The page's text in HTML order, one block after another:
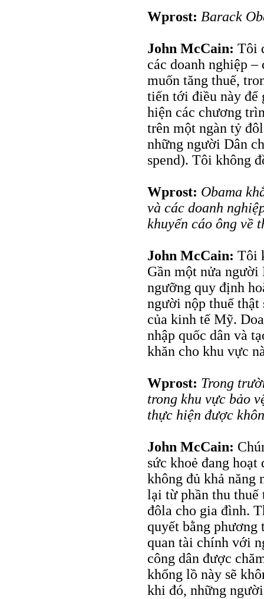
Wprost: Barack
John McCain: Tôi
các doanh nghiệp
muốn tăng thuế,
tiến tới điều này để
hiện các chương
trên một ngàn tỷ
những người Dân
spend). Tôi không
Wprost: Obama
và các doanh
khuyến cáo ông về
John McCain: Tôi
Gần một nửa
ngưỡng quy định
người nộp thuế thật
của kinh tế Mỹ.
nhập quốc dân và
khăn cho khu vực
Wprost: Trong
trong khu vực bảo
thực hiện được
John McCain:
sức khoẻ đang
không đủ khả năng
lại từ phần thu thuế
đôla cho gia đình.
quyết bằng phương
quan tài chính với
công dân được
khổng lồ này sẽ
khi đó, những